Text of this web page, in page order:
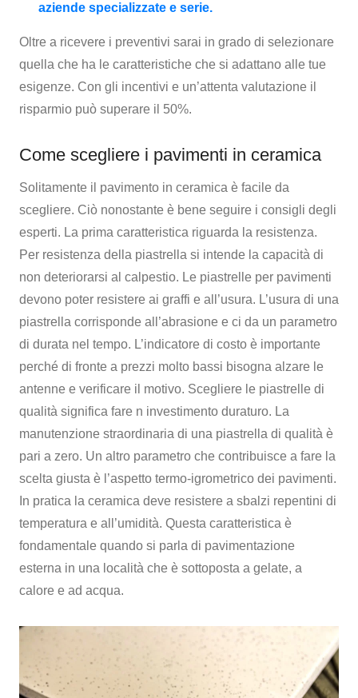
aziende specializzate e serie.
Oltre a ricevere i preventivi sarai in grado di selezionare
quella che ha le caratteristiche che si adattano alle tue
esigenze. Con gli incentivi e un’attenta valutazione il
risparmio può superare il 50%.
Come scegliere i pavimenti in ceramica
Solitamente il pavimento in ceramica è facile da
scegliere. Ciò nonostante è bene seguire i consigli degli
esperti. La prima caratteristica riguarda la resistenza.
Per resistenza della piastrella si intende la capacità di
non deteriorarsi al calpestio. Le piastrelle per pavimenti
devono poter resistere ai graffi e all’usura. L’usura di una
piastrella corrisponde all’abrasione e ci da un parametro
di durata nel tempo. L’indicatore di costo è importante
perché di fronte a prezzi molto bassi bisogna alzare le
antenne e verificare il motivo. Scegliere le piastrelle di
qualità significa fare n investimento duraturo. La
manutenzione straordinaria di una piastrella di qualità è
pari a zero. Un altro parametro che contribuisce a fare la
scelta giusta è l’aspetto termo-igrometrico dei pavimenti.
In pratica la ceramica deve resistere a sbalzi repentini di
temperatura e all’umidità. Questa caratteristica è
fondamentale quando si parla di pavimentazione
esterna in una località che è sottoposta a gelate, a
calore e ad acqua.